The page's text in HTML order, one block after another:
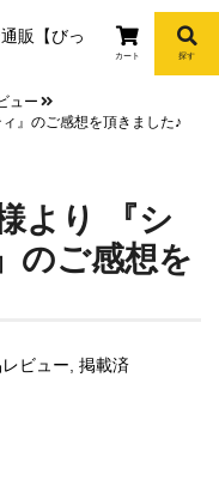
カート 探す
ュー
』のご感想を頂きました♪
より 『シ
のご感想を
ビュー 掲載済